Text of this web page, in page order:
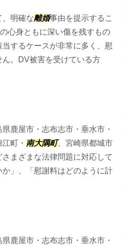
、明確な離婚事由を提示するこ
心身ともに深い傷を残すもの
当するケースが非常に多く、慰
。DV被害を受けている方
鹿屋市・志布志市・垂水市・
町・ 南大隅町、宮崎県都城市
まざまな法律問題に対応して
」、「慰謝料はどのように計
鹿屋市・志布志市・垂水市・